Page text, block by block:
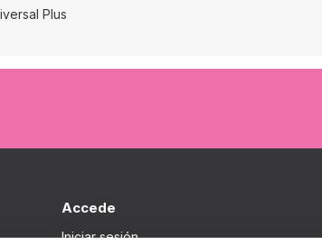
Plus
Accede
Iniciar sesión